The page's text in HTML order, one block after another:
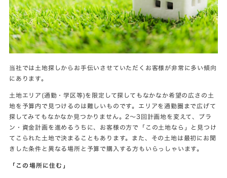
当社では土地探しからお手伝いさせていただくお客様が非常に多い傾向
にあります。
土地エリア(通勤・学区等)を限定して探してもなかなか希望の広さの土
地を予算内で見つけるのは難しいものです。エリアを通勤圏まで広げて
探してみてもなかなか見つかりません。2～3回計画地を変えて、プラ
ン・資金計画を進めるうちに、お客様の方で「この土地なら」と見つけ
てこられた土地で決まることもあります。また、その土地は最初にお聞
きした条件と異なる場所と予算で購入する方もいらっしゃいます。
「この場所に住む」